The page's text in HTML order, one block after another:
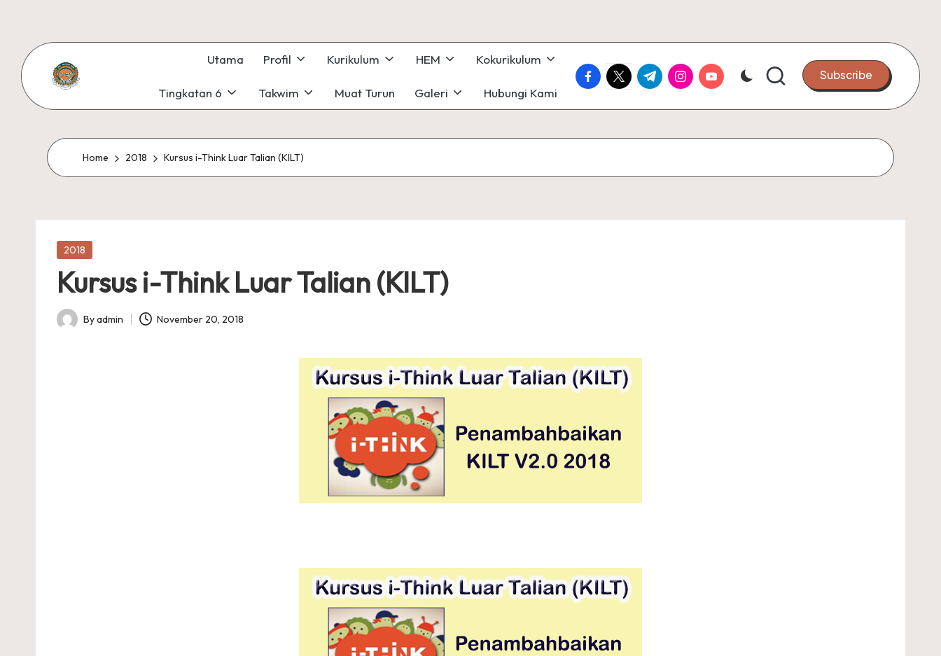
content
S
M
K
U
N
G
A
#SeMeSradiHati
Utama Profil Kurikulum HEM Kokurikulum
Tingkatan 6 Takwim Muat Turun Galeri Hubungi Kami
facebook.com
twitter.com
t.me instagram.com
youtube.com Subscribe
Home 2018 Kursus i-Think Luar Talian (KILT)
Posted
2018
Kursus i-Think Luar Talian (KILT)
Posted
Byadmin November 20, 2018